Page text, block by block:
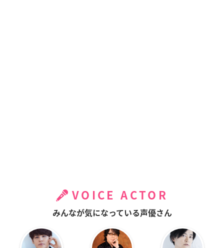
VOICE ACTOR
みんなが気になっている声優さん